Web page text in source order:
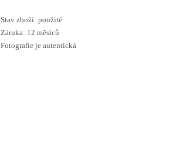
Stav zboží: použité
Záruka: 12 měsíců
Fotografie je autentická